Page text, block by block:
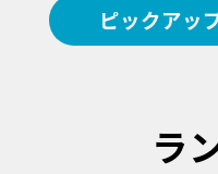
ピックアッ
ラ